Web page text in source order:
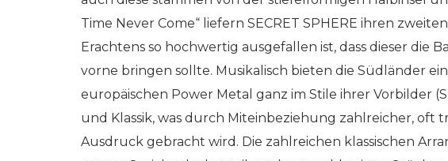
Time Never Come“ liefern SECRET SPHERE ihren
Erachtens so hochwertig ausgefallen ist, dass dieser die
vorne bringen sollte. Musikalisch bieten die Südländer
europäischen Power Metal ganz im Stile ihrer Vorbilder
und Klassik, was durch Miteinbeziehung zahlreicher, oft
Ausdruck gebracht wird. Die zahlreichen klassischen